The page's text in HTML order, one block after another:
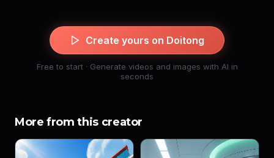
Create yours on Doitong
Free to start · Generate videos and images with AI in
seconds
More from this creator